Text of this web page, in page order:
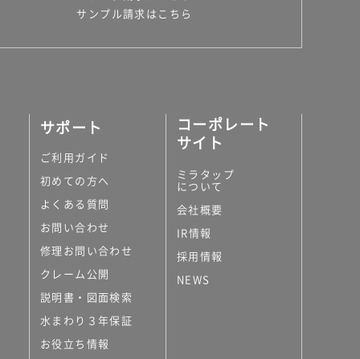
サンプル請求はこちら
サポート
ご利用ガイド
初めての方へ
よくある質問
お問い合わせ
修理お問い合わせ
クレーム公開
説明書・図面検索
水まわり３年保証
お役立ち情報
コーポレート
サイト
ミラタップ
について
会社概要
IR情報
採用情報
NEWS